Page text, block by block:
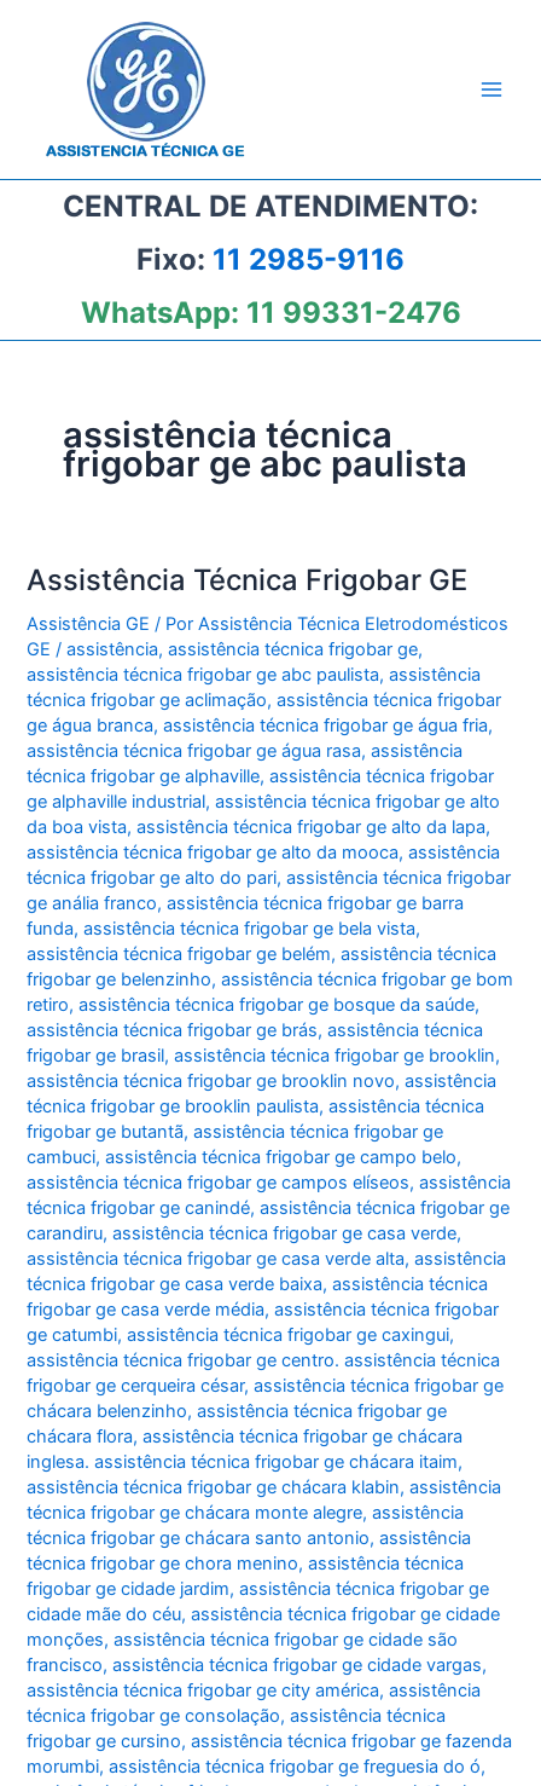
CENTRAL DE ATENDIMENTO:
Fixo: 11 2985-9116
WhatsApp: 11 99331-2476
assistência técnica
frigobar ge abc paulista
Assistência Técnica Frigobar GE
Assistência GE / PorAssistência Técnica Eletrodomésticos
GE/assistência,assistência técnica frigobar ge,
assistência técnica frigobar ge abc paulista,assistência
técnica frigobar ge aclimação,assistência técnica frigobar
ge água branca,assistência técnica frigobar ge água fria,
assistência técnica frigobar ge água rasa,assistência
técnica frigobar ge alphaville,assistência técnica frigobar
ge alphaville industrial,assistência técnica frigobar ge alto
da boa vista,assistência técnica frigobar ge alto da lapa,
assistência técnica frigobar ge alto da mooca,assistência
técnica frigobar ge alto do pari,assistência técnica frigobar
ge anália franco,assistência técnica frigobar ge barra
funda,assistência técnica frigobar ge bela vista,
assistência técnica frigobar ge belém,assistência técnica
frigobar ge belenzinho,assistência técnica frigobar ge bom
retiro,assistência técnica frigobar ge bosque da saúde,
assistência técnica frigobar ge brás,assistência técnica
frigobar ge brasil,assistência técnica frigobar ge brooklin,
assistência técnica frigobar ge brooklin novo,assistência
técnica frigobar ge brooklin paulista,assistência técnica
frigobar ge butantã,assistência técnica frigobar ge
cambuci,assistência técnica frigobar ge campo belo,
assistência técnica frigobar ge campos elíseos,assistência
técnica frigobar ge canindé,assistência técnica frigobar ge
carandiru,assistência técnica frigobar ge casa verde,
assistência técnica frigobar ge casa verde alta,assistência
técnica frigobar ge casa verde baixa,assistência técnica
frigobar ge casa verde média,assistência técnica frigobar
ge catumbi,assistência técnica frigobar ge caxingui,
assistência técnica frigobar ge centro. assistência técnica
frigobar ge cerqueira césar,assistência técnica frigobar ge
chácara belenzinho,assistência técnica frigobar ge
chácara flora,assistência técnica frigobar ge chácara
inglesa. assistência técnica frigobar ge chácara itaim,
assistência técnica frigobar ge chácara klabin,assistência
técnica frigobar ge chácara monte alegre,assistência
técnica frigobar ge chácara santo antonio,assistência
técnica frigobar ge chora menino,assistência técnica
frigobar ge cidade jardim,assistência técnica frigobar ge
cidade mãe do céu,assistência técnica frigobar ge cidade
monções,assistência técnica frigobar ge cidade são
francisco,assistência técnica frigobar ge cidade vargas,
assistência técnica frigobar ge city américa,assistência
técnica frigobar ge consolação,assistência técnica
frigobar ge cursino,assistência técnica frigobar ge fazenda
morumbi,assistência técnica frigobar ge freguesia do ó,